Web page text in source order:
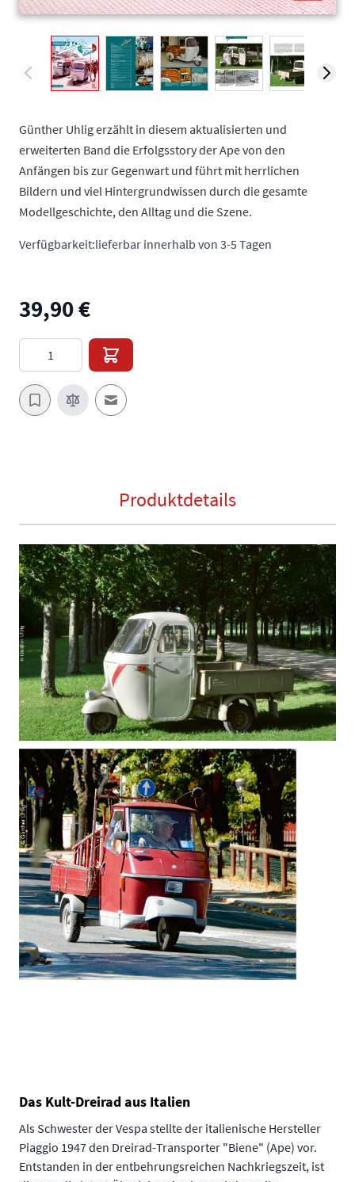
View larger imageView larger imageView larger imageView larger image
View larger
Günther Uhlig erzählt in diesem aktualisierten und
erweiterten Band die Erfolgsstory der Ape von den
Anfängen bis zur Gegenwart und führt mit herrlichen
Bildern und viel Hintergrundwissen durch die gesamte
Modellgeschichte, den Alltag und die Szene.
Verfügbarkeit:lieferbar innerhalb von 3-5 Tagen
39,90 €
E-Mail an einen Freund
Produktdetails
Das Kult-Dreirad aus Italien
Als Schwester der Vespa stellte der italienische Hersteller
Piaggio 1947 den Dreirad-Transporter "Biene" (Ape) vor.
Entstanden in der entbehrungsreichen Nachkriegszeit, ist